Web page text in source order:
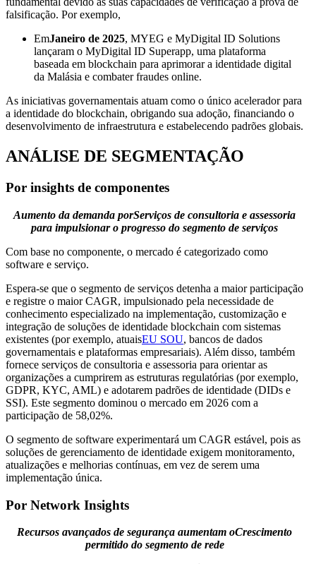
falsificação. Por exemplo,
EmJaneiro de 2025, MYEG e MyDigital ID Solutions
lançaram o MyDigital ID Superapp, uma plataforma
baseada em blockchain para aprimorar a identidade digital
da Malásia e combater fraudes online.
As iniciativas governamentais atuam como o único acelerador para
a identidade do blockchain, obrigando sua adoção, financiando o
desenvolvimento de infraestrutura e estabelecendo padrões globais.
ANÁLISE DE SEGMENTAÇÃO
Por insights de componentes
Aumento da demanda porServiços de consultoria e assessoria
para impulsionar o progresso do segmento de serviços
Com base no componente, o mercado é categorizado como
software e serviço.
Espera-se que o segmento de serviços detenha a maior participação
e registre o maior CAGR, impulsionado pela necessidade de
conhecimento especializado na implementação, customização e
integração de soluções de identidade blockchain com sistemas
existentes (por exemplo, atuaisEU SOU, bancos de dados
governamentais e plataformas empresariais). Além disso, também
fornece serviços de consultoria e assessoria para orientar as
organizações a cumprirem as estruturas regulatórias (por exemplo,
GDPR, KYC, AML) e adotarem padrões de identidade (DIDs e
SSI). Este segmento dominou o mercado em 2026 com a
participação de 58,02%.
O segmento de software experimentará um CAGR estável, pois as
soluções de gerenciamento de identidade exigem monitoramento,
atualizações e melhorias contínuas, em vez de serem uma
implementação única.
Por Network Insights
Recursos avançados de segurança aumentam oCrescimento
permitido do segmento de rede